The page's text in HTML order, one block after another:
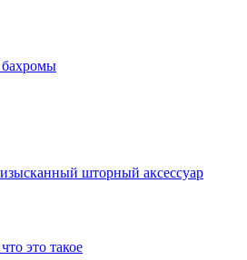
шторный аксессуар
это такое